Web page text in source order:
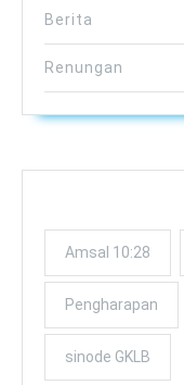
Berita
Renungan
Amsal 10:28
Pengharapan
sinode GKLB